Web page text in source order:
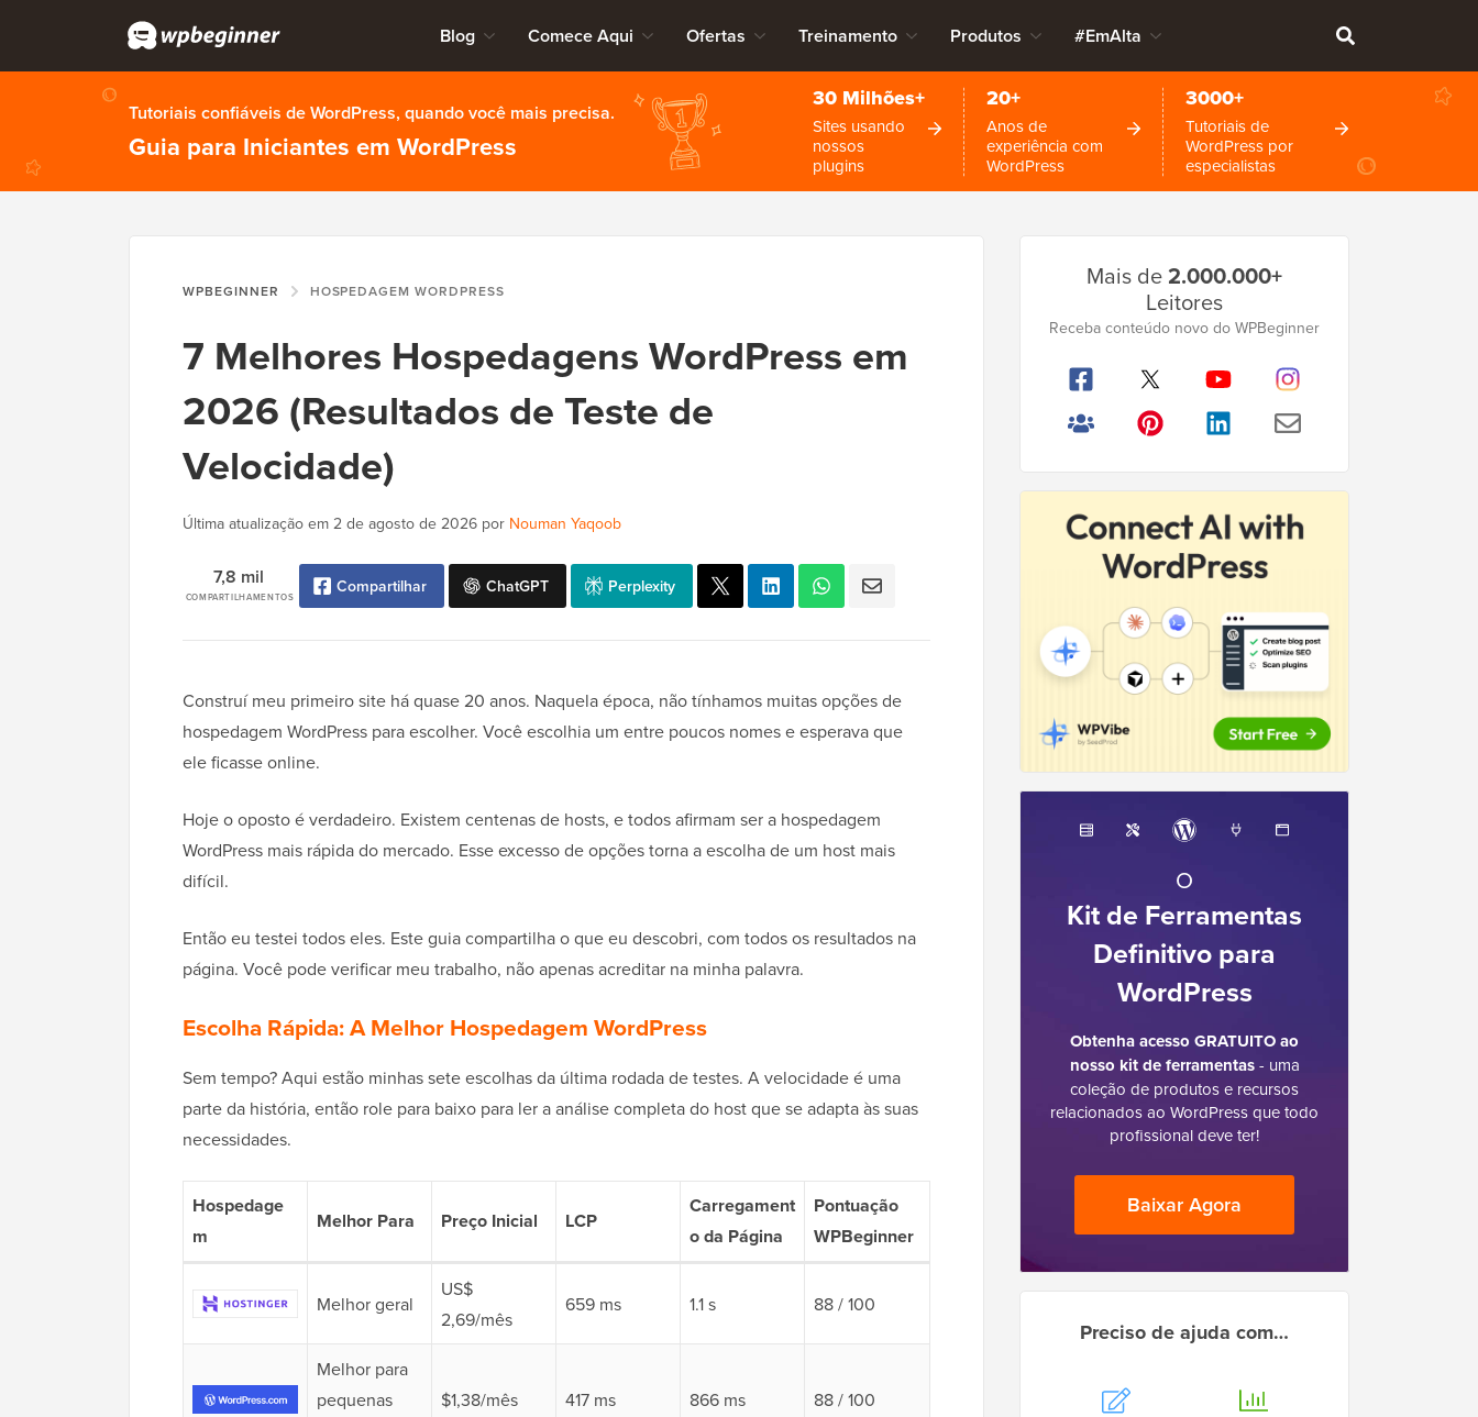
Blog Comece Aqui Ofertas Treinamento Produtos #EmAlta
Tutoriais confiáveis de WordPress, quando você mais precisa.
Guia para Iniciantes em WordPress
30 Milhões+
Sites usando
nossos
plugins
20+
Anos de
experiência com
WordPress
3000+
Tutoriais de
WordPress por
especialistas
WPBEGINNER HOSPEDAGEM WORDPRESS
7 Melhores Hospedagens WordPress em
2026 (Resultados de Teste de
Velocidade)
Última atualização em 2 de agosto de 2026 por Nouman Yaqoob
COMPARTILHAMENTOS
7,8 mil Compartilhar ChatGPT Perplexity
Construí meu primeiro site há quase 20 anos. Naquela época, não tínhamos muitas opções de
hospedagem WordPress para escolher. Você escolhia um entre poucos nomes e esperava que
ele ficasse online.
Hoje o oposto é verdadeiro. Existem centenas de hosts, e todos afirmam ser a hospedagem
WordPress mais rápida do mercado. Esse excesso de opções torna a escolha de um host mais
difícil.
Então eu testei todos eles. Este guia compartilha o que eu descobri, com todos os resultados na
página. Você pode verificar meu trabalho, não apenas acreditar na minha palavra.
Escolha Rápida: A Melhor Hospedagem WordPress
Sem tempo? Aqui estão minhas sete escolhas da última rodada de testes. A velocidade é uma
parte da história, então role para baixo para ler a análise completa do host que se adapta às suas
necessidades.
Hospedage
m
Melhor Para Preço Inicial LCP
Carregament
o da Página
Pontuação
WPBeginner
Melhor geral
US$
2,69/mês
659 ms 1.1 s 88 / 100
Melhor para
pequenas
$1,38/mês 417 ms 866 ms 88 / 100
Lateral
Principal
Mais de2.000.000+
Leitores
Receba conteúdo novo do WPBeginner
O
Kit de Ferramentas
Definitivo para
WordPress
Obtenha acesso GRATUITO ao
nosso kit de ferramentas- uma
coleção de produtos e recursos
relacionados ao WordPress que todo
profissional deve ter!
Baixar Agora
Preciso de ajuda com…